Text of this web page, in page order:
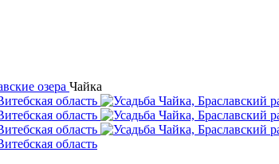
озера Чайка